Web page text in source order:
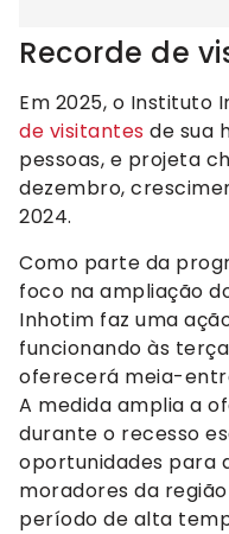
Recorde de
Em 2025, o Instituto
de visitantes de sua
pessoas, e projeta
dezembro,
2024.
Como parte da
foco na ampliação
Inhotim faz uma
funcionando às
oferecerá meia-
A medida amplia a
durante o recesso
oportunidades para
moradores da
período de alta